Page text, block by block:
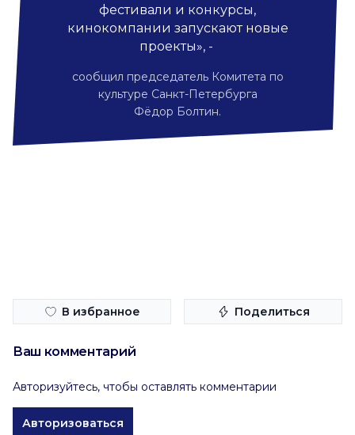
фестивали и конкурсы,
кинокомпании запускают новые
проекты», -
сообщил председатель Комитета по
культуре Санкт-Петербурга
Фёдор Болтин.
В избранное Поделиться
Ваш комментарий
Авторизуйтесь, чтобы оставлять комментарии
Авторизоваться